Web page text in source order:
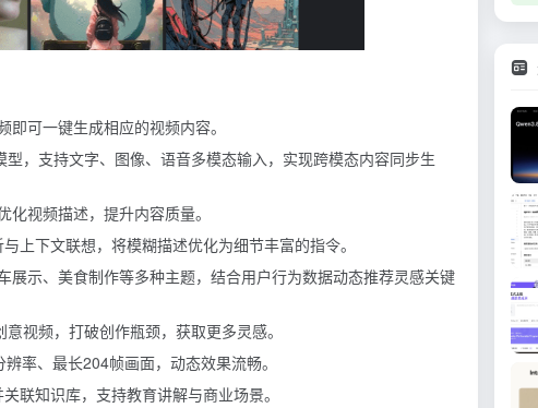
可一键生成相应的视频内容。
，支持文字、图像、语音多模态输入，实现跨模态内容同步生
视频描述，提升内容质量。
上下文联想，将模糊描述优化为细节丰富的指令。
展示、美食制作等多种主题，结合用户行为数据动态推荐灵感关键
视频，打破创作瓶颈，获取更多灵感。
率、最长204帧画面，动态效果流畅。
联知识库，支持教育讲解与商业场景。